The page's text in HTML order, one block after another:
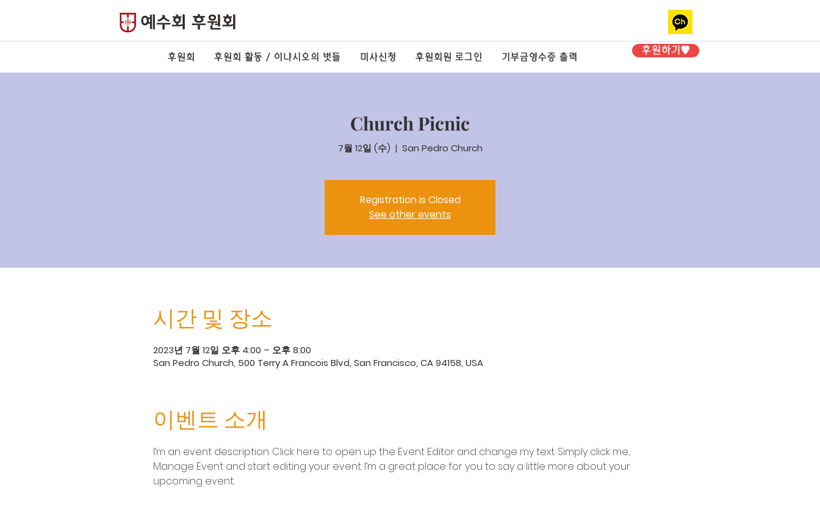
후원회 후원회 활동 / 이냐시오의 벗들 미사신청 후원회원 로그인 기부금영수증 출력
후원하기♥
Church Picnic
7월 12일 (수)
  |
San Pedro Church
Registration is Closed
See other events
시간 및 장소
2023년 7월 12일 오후 4:00 – 오후 8:00
San Pedro Church, 500 Terry A Francois Blvd, San Francisco, CA 94158, USA
이벤트 소개
I’m an event description. Click here to open up the Event Editor and change my text. Simply click me,
Manage Event and start editing your event. I’m a great place for you to say a little more about your
upcoming event.